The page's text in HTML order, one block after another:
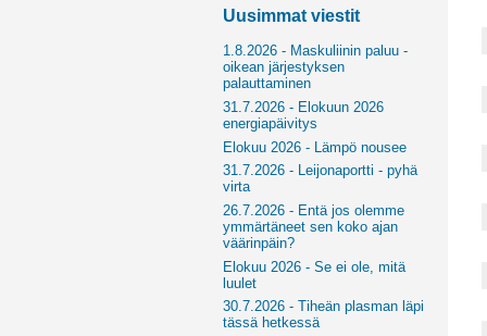
Uusimmat viestit
1.8.2026 - Maskuliinin paluu -
oikean järjestyksen
palauttaminen
31.7.2026 - Elokuun 2026
energiapäivitys
Elokuu 2026 - Lämpö nousee
31.7.2026 - Leijonaportti - pyhä
virta
26.7.2026 - Entä jos olemme
ymmärtäneet sen koko ajan
väärinpäin?
Elokuu 2026 - Se ei ole, mitä
luulet
30.7.2026 - Tiheän plasman läpi
tässä hetkessä